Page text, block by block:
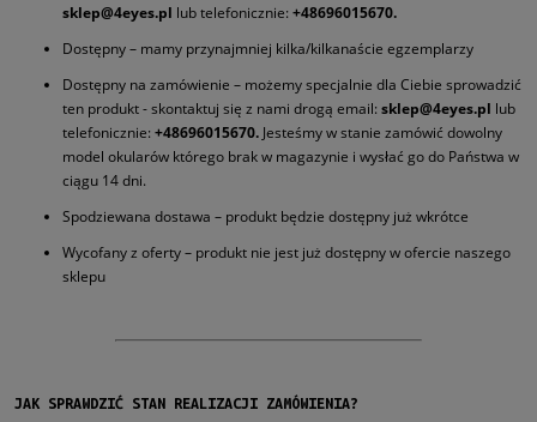
sklep@4eyes.pl lub telefonicznie: +48696015670.
Dostępny – mamy przynajmniej kilka/kilkanaście egzemplarzy
Dostępny na zamówienie – możemy specjalnie dla Ciebie sprowadzić
ten produkt - skontaktuj się z nami drogą email: sklep@4eyes.pl lub
telefonicznie: +48696015670. Jesteśmy w stanie zamówić dowolny
model okularów którego brak w magazynie i wysłać go do Państwa w
ciągu 14 dni.
Spodziewana dostawa – produkt będzie dostępny już wkrótce
Wycofany z oferty – produkt nie jest już dostępny w ofercie naszego
sklepu
JAK SPRAWDZIĆ STAN REALIZACJI ZAMÓWIENIA?